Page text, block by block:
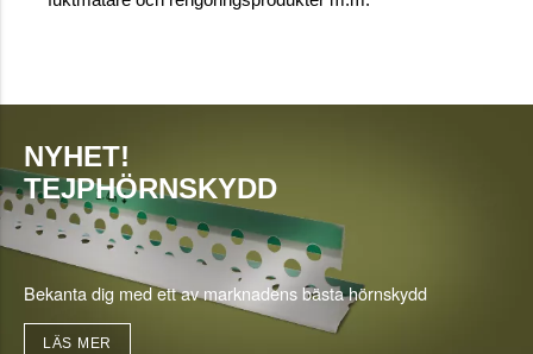
NYHET!
TEJPHÖRNSKYDD
Bekanta dig med ett av marknadens bästa hörnskydd
LÄS MER